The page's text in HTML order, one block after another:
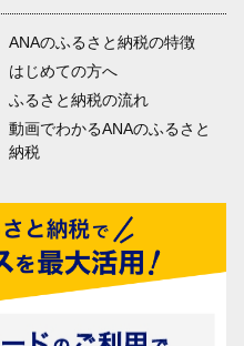
ANAのふるさと納税の特徴
はじめての方へ
ふるさと納税の流れ
動画でわかるANAのふるさと
納税